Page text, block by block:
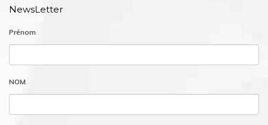
NewsLetter
Prénom
NOM